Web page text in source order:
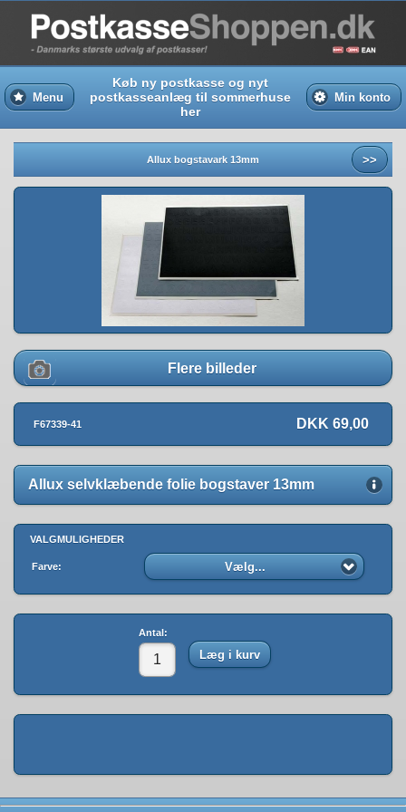
Menu
Køb ny postkasse og nyt
postkasseanlæg til sommerhuse
her
Min konto
Allux bogstavark 13mm >>
Flere billeder
F67339-41 DKK 69,00
Allux selvklæbende folie bogstaver 13mm
VALGMULIGHEDER
Farve: Vælg...
Antal:
Læg i kurv